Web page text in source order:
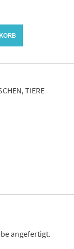
, TIERE
angefertigt.